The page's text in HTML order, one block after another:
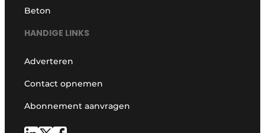
Beton
HANDIGE LINKS
Adverteren
Contact opnemen
Abonnement aanvragen